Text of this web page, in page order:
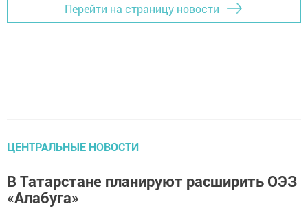
Перейти на страницу новости
ЦЕНТРАЛЬНЫЕ НОВОСТИ
В Татарстане планируют расширить ОЭЗ
«Алабуга»